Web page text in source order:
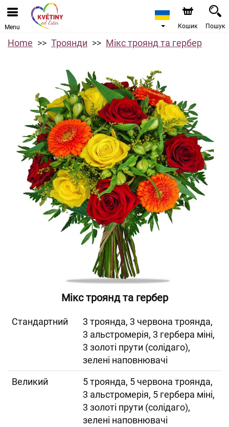
Menu Кошик Пошук
Home Троянди Мікс троянд та гербер
Мікс троянд та гербер
Cтандартний
3 троянда, 3 червона троянда,
3 альстромерія, 3 гербера міні,
3 золоті прути (солідаго),
зелені наповнювачі
Великий
5 троянда, 5 червона троянда,
3 альстромерія, 5 гербера міні,
3 золоті прути (солідаго),
зелені наповнювачі